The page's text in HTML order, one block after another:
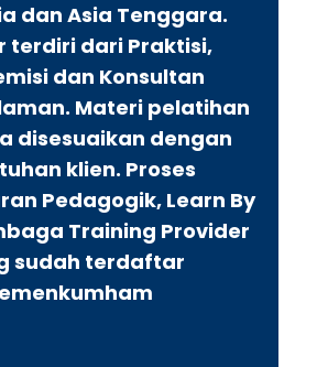
dan Asia Tenggara.
terdiri dari Praktisi,
dan Konsultan
Materi pelatihan
disesuaikan dengan
klien. Proses
Pedagogik, Learn By
Training Provider
sudah terdaftar